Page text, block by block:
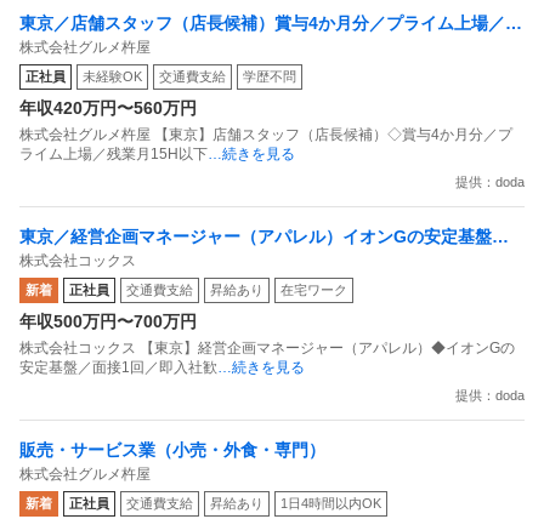
東京／店舗スタッフ（店長候補）賞与4か月分／プライム上場／残
業月15H以下／新店オープン多数
株式会社グルメ杵屋
正社員 未経験OK 交通費支給 学歴不問
年収420万円〜560万円
株式会社グルメ杵屋 【東京】店舗スタッフ（店長候補）◇賞与4か月分／プ
ライム上場／残業月15H以下 …続きを見る
提供：doda
東京／経営企画マネージャー（アパレル）イオンGの安定基盤／
面接1回／即入社歓迎
株式会社コックス
新着 正社員 交通費支給 昇給あり 在宅ワーク
年収500万円〜700万円
株式会社コックス 【東京】経営企画マネージャー（アパレル）◆イオンGの
安定基盤／面接1回／即入社歓 …続きを見る
提供：doda
販売・サービス業（小売・外食・専門）
株式会社グルメ杵屋
新着 正社員 交通費支給 昇給あり 1日4時間以内OK